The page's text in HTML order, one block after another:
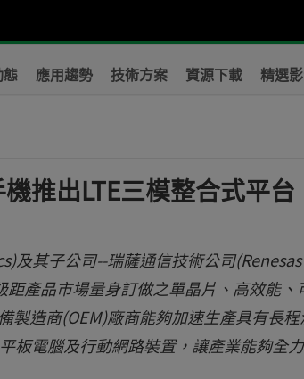
應用趨勢 技術方案 資源下載 精選
推出LTE三模整合式平台
及其子公司--瑞薩通信技術公司
產品市場量身訂做之單晶片、高效能、
製造商(OEM)廠商能夠加速生產具有長
板電腦及行動網路裝置，讓產業能夠全